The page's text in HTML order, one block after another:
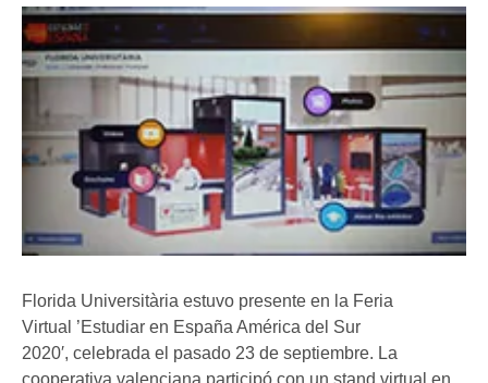
Florida Universitària estuvo presente en la Feria
Virtual ’Estudiar en España América del Sur
2020′, celebrada el pasado 23 de septiembre. La